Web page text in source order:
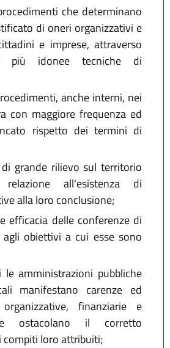
che determinano
di oneri organizzativi e
e imprese, attraverso
più idonee tecniche di
anche interni, nei
con maggiore frequenza ed
rispetto dei termini di
grande rilievo sul territorio
all'esistenza di
alla loro conclusione;
efficacia delle conferenze di
obiettivi a cui esse sono
amministrazioni pubbliche
manifestano carenze ed
organizzative, finanziarie e
ostacolano il corretto
loro attribuiti;